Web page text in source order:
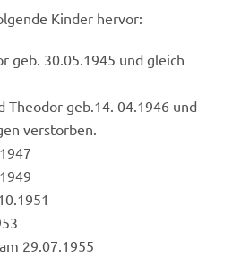
Kinder hervor:
geb. 30.05.1945 und gleich
Theodor geb.14. 04.1946 und
verstorben.
29.07.1955